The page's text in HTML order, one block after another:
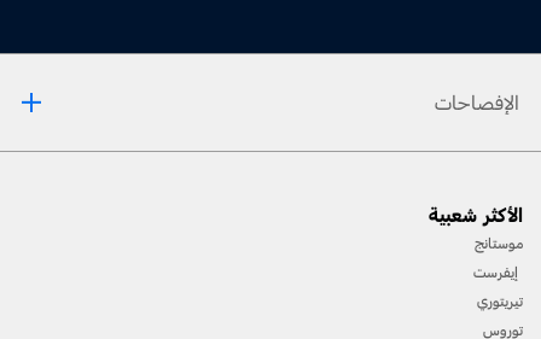
الإفصاحات
للمقطورة.
الأكثر شعبية
موستانج
إيفرست
تيريتوري
توروس